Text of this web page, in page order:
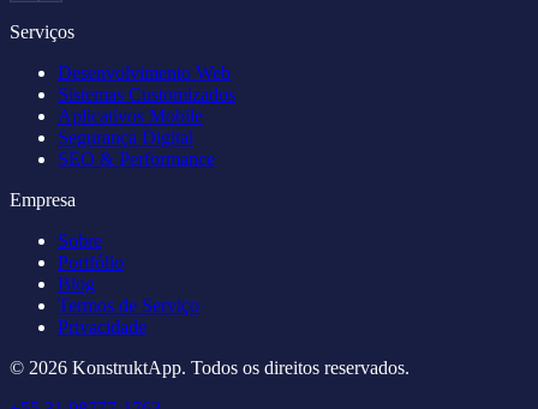
Serviços
Desenvolvimento Web
Sistemas Customizados
Aplicativos Mobile
Segurança Digital
SEO & Performance
Empresa
Sobre
Portfólio
Blog
Termos de Serviço
Privacidade
© 2026 KonstruktApp. Todos os direitos reservados.